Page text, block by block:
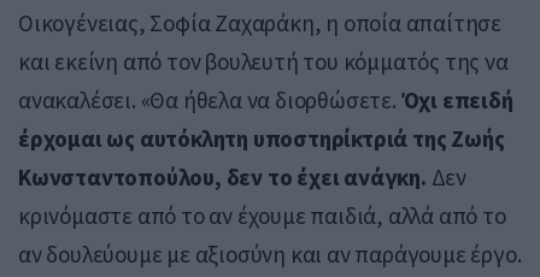
Οικογένειας, Σοφία Ζαχαράκη, η οποία απαίτησε
και εκείνη από τον βουλευτή του κόμματός της να
ανακαλέσει. «Θα ήθελα να διορθώσετε. Όχι επειδή
έρχομαι ως αυτόκλητη υποστηρίκτριά της Ζωής
Κωνσταντοπούλου, δεν το έχει ανάγκη. Δεν
κρινόμαστε από το αν έχουμε παιδιά, αλλά από το
αν δουλεύουμε με αξιοσύνη και αν παράγουμε έργο.